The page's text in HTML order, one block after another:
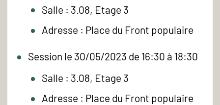
Salle : 3.08, Etage 3
Adresse : Place du Front populaire
Session le 30/05/2023 de 16:30 à 18:30
Salle : 3.08, Etage 3
Adresse : Place du Front populaire